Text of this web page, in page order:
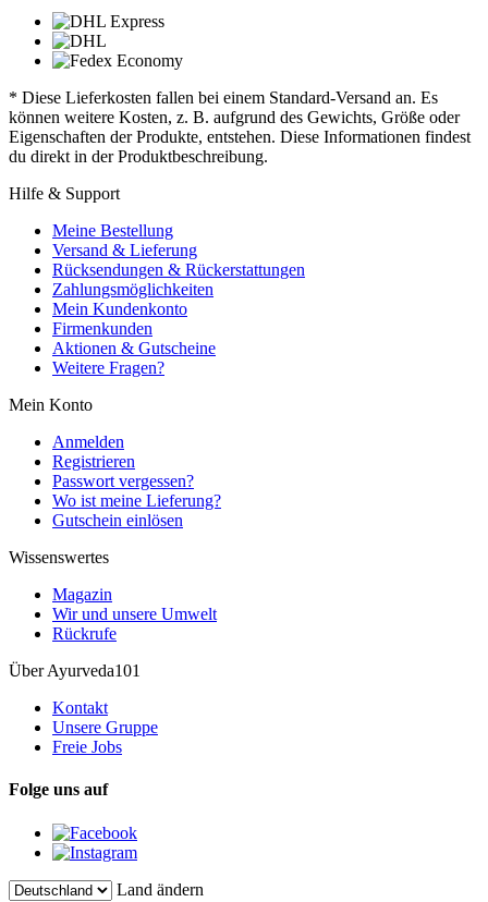
* Diese Lieferkosten fallen bei einem Standard-Versand an. Es
können weitere Kosten, z. B. aufgrund des Gewichts, Größe oder
Eigenschaften der Produkte, entstehen. Diese Informationen findest
du direkt in der Produktbeschreibung.
Hilfe & Support
Meine Bestellung
Versand & Lieferung
Rücksendungen & Rückerstattungen
Zahlungsmöglichkeiten
Mein Kundenkonto
Firmenkunden
Aktionen & Gutscheine
Weitere Fragen?
Mein Konto
Anmelden
Registrieren
Passwort vergessen?
Wo ist meine Lieferung?
Gutschein einlösen
Wissenswertes
Magazin
Wir und unsere Umwelt
Rückrufe
Über Ayurveda101
Kontakt
Unsere Gruppe
Freie Jobs
Folge uns auf
Land ändern